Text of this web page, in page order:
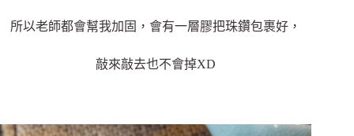
所以老師都會幫我加固，會有一層膠把珠鑽包裹好，
敲來敲去也不會掉XD